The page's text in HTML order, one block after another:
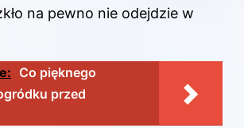
na pewno nie odejdzie w
Co pięknego
przed